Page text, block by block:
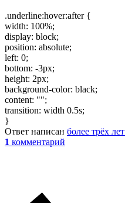
.underline:hover:after {
width: 100%;
display: block;
position: absolute;
left: 0;
bottom: -3px;
height: 2px;
background-color: black;
content: "";
transition: width 0.5s;
}
Ответ написан более трёх
1 комментарий